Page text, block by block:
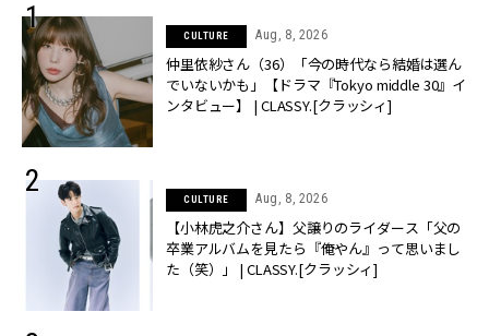
CULTURE Aug, 8, 2026
仲里依紗さん（36）「今の時代なら結婚は選ん
でいないかも」【ドラマ『Tokyo middle 30』イ
ンタビュー】 | CLASSY.[クラッシィ]
CULTURE Aug, 8, 2026
【小林虎之介さん】父譲りのライダース「父の
卒業アルバムを見たら『俺やん』って思いまし
た（笑）」 | CLASSY.[クラッシィ]